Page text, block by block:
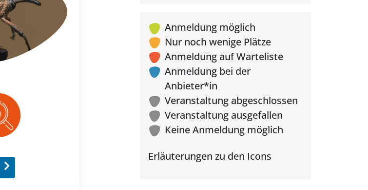
Anmeldung möglich
Nur noch wenige Plätze
Anmeldung auf Warteliste
Anmeldung bei der
Anbieter*in
Veranstaltung abgeschlossen
Veranstaltung ausgefallen
Keine Anmeldung möglich
Erläuterungen zu den Icons